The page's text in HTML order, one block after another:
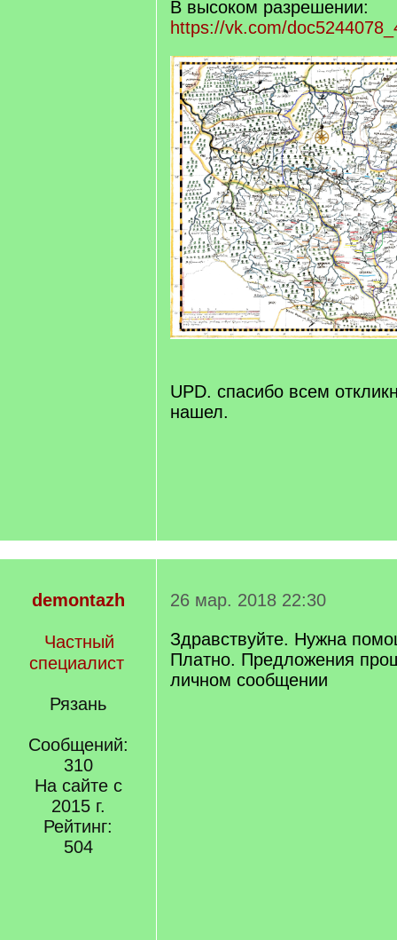
В высоком разрешении:
https://vk.com/
UPD. спасибо всем
нашел.
demontazh
Частный
специалист
Рязань
Сообщений:
310
На сайте с
2015 г.
Рейтинг:
504
26 мар. 2018 22:30
Здравствуйте. Нужна
Платно. Предложения
личном сообщении